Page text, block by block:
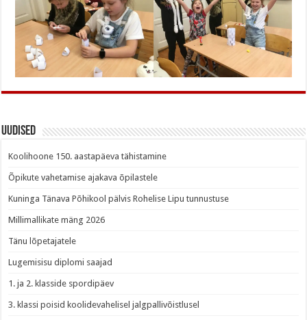
Uudised
Koolihoone 150. aastapäeva tähistamine
Õpikute vahetamise ajakava õpilastele
Kuninga Tänava Põhikool pälvis Rohelise Lipu tunnustuse
Millimallikate mäng 2026
Tänu lõpetajatele
Lugemisisu diplomi saajad
1. ja 2. klasside spordipäev
3. klassi poisid koolidevahelisel jalgpallivõistlusel